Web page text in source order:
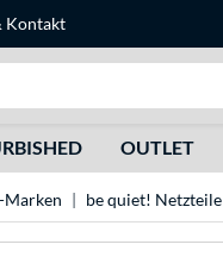
Kontakt
OUTLET
be quiet! Netzteile